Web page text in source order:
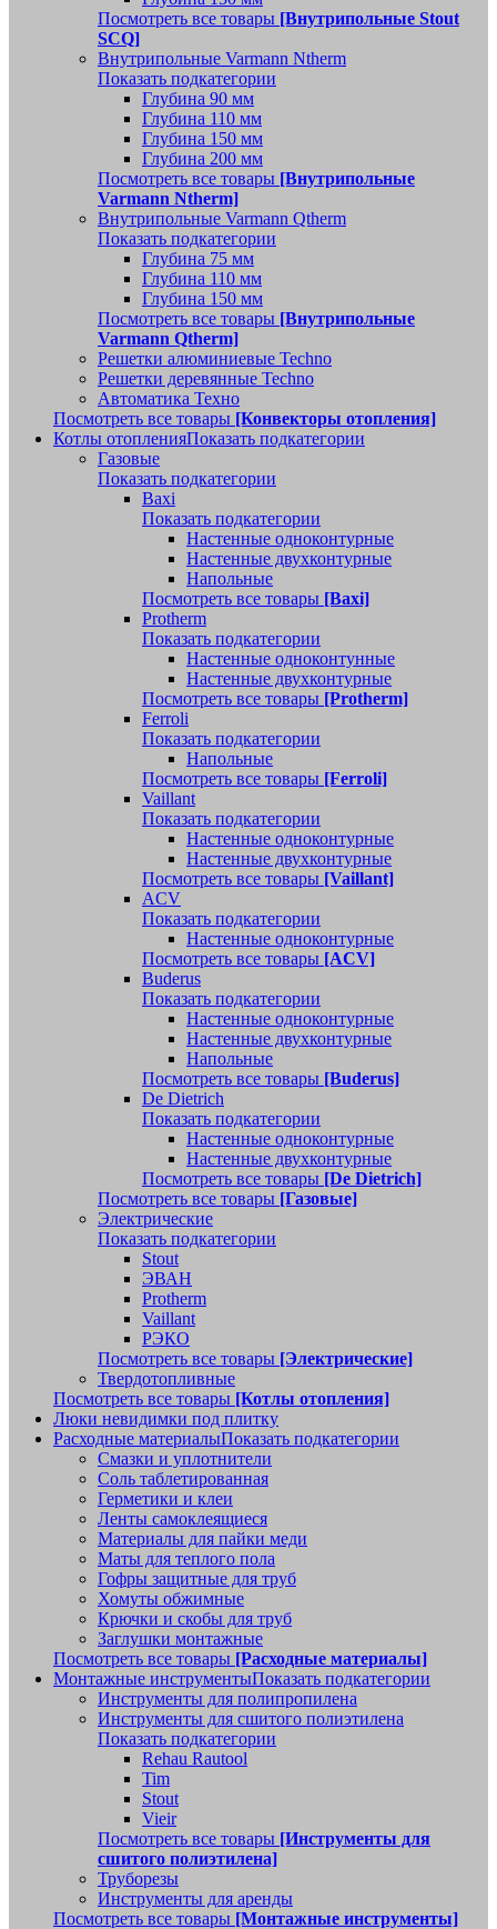
Посмотреть все товары [Внутрипольные Stout
SCQ]
Внутрипольные Varmann Ntherm
Показать подкатегории
Глубина 90 мм
Глубина 110 мм
Глубина 150 мм
Глубина 200 мм
Посмотреть все товары [Внутрипольные
Varmann Ntherm]
Внутрипольные Varmann Qtherm
Показать подкатегории
Глубина 75 мм
Глубина 110 мм
Глубина 150 мм
Посмотреть все товары [Внутрипольные
Varmann Qtherm]
Решетки алюминиевые Techno
Решетки деревянные Techno
Автоматика Техно
Посмотреть все товары [Конвекторы отопления]
Котлы отопленияПоказать подкатегории
Газовые
Показать подкатегории
Baxi
Показать подкатегории
Настенные одноконтурные
Настенные двухконтурные
Напольные
Посмотреть все товары [Baxi]
Protherm
Показать подкатегории
Настенные одноконтунные
Настенные двухконтурные
Посмотреть все товары [Protherm]
Ferroli
Показать подкатегории
Напольные
Посмотреть все товары [Ferroli]
Vaillant
Показать подкатегории
Настенные одноконтурные
Настенные двухконтурные
Посмотреть все товары [Vaillant]
ACV
Показать подкатегории
Настенные одноконтурные
Посмотреть все товары [ACV]
Buderus
Показать подкатегории
Настенные одноконтурные
Настенные двухконтурные
Напольные
Посмотреть все товары [Buderus]
De Dietrich
Показать подкатегории
Настенные одноконтурные
Настенные двухконтурные
Посмотреть все товары [De Dietrich]
Посмотреть все товары [Газовые]
Электрические
Показать подкатегории
Stout
ЭВАН
Protherm
Vaillant
РЭКО
Посмотреть все товары [Электрические]
Твердотопливные
Посмотреть все товары [Котлы отопления]
Люки невидимки под плитку
Расходные материалыПоказать подкатегории
Смазки и уплотнители
Соль таблетированная
Герметики и клеи
Ленты самоклеящиеся
Материалы для пайки меди
Маты для теплого пола
Гофры защитные для труб
Хомуты обжимные
Крючки и скобы для труб
Заглушки монтажные
Посмотреть все товары [Расходные материалы]
Монтажные инструментыПоказать подкатегории
Инструменты для полипропилена
Инструменты для сшитого полиэтилена
Показать подкатегории
Rehau Rautool
Tim
Stout
Vieir
Посмотреть все товары [Инструменты для
сшитого полиэтилена]
Труборезы
Инструменты для аренды
Посмотреть все товары [Монтажные инструменты]